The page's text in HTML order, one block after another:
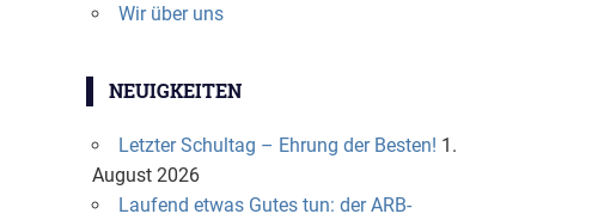
Wir über uns
NEUIGKEITEN
Letzter Schultag – Ehrung der Besten! 1.
August 2026
Laufend etwas Gutes tun: der ARB-